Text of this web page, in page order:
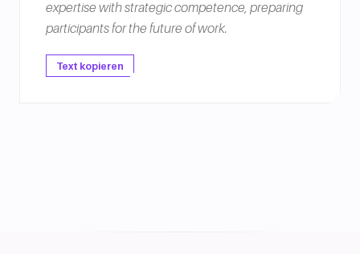
expertise with strategic competence, preparing
participants for the future of work.
Text kopieren